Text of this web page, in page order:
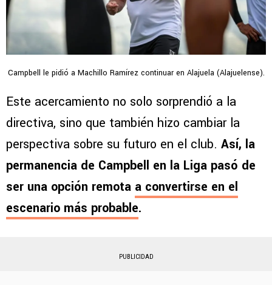
Campbell le pidió a Machillo Ramírez continuar en Alajuela (Alajuelense).
Este acercamiento no solo sorprendió a la
directiva, sino que también hizo cambiar la
perspectiva sobre su futuro en el club. Así, la
permanencia de Campbell en la Liga pasó de
ser una opción remota a convertirse en el
escenario más probable.
PUBLICIDAD